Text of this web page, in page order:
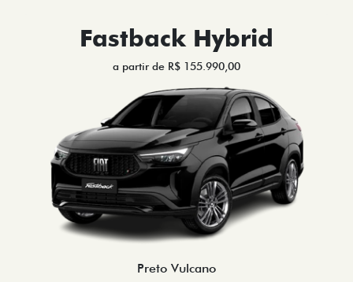
Fastback Hybrid
a partir de R$ 155.990,00
Preto Vulcano